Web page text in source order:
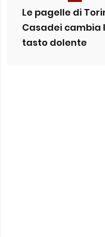
Le pagelle di
Casadei
tasto dolente